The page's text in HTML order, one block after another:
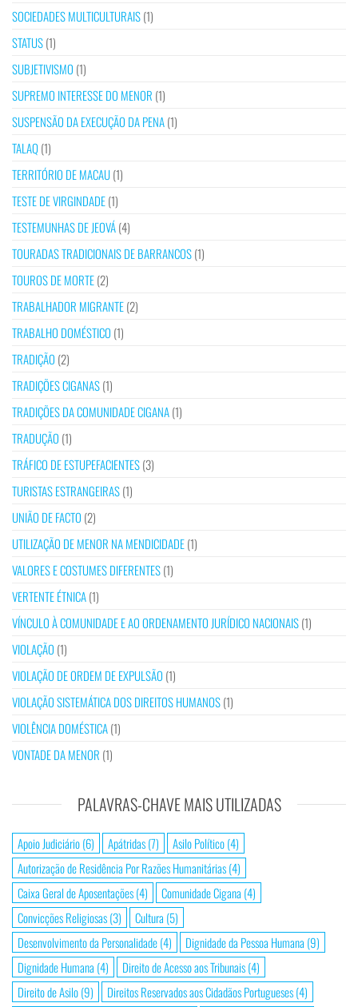
SOCIEDADES MULTICULTURAIS(1)
STATUS(1)
SUBJETIVISMO (1)
SUPREMO INTERESSE DO MENOR (1)
SUSPENSÃO DA EXECUÇÃO DA PENA(1)
TALAQ(1)
TERRITÓRIO DE MACAU(1)
TESTE DE VIRGINDADE(1)
TESTEMUNHAS DE JEOVÁ(4)
TOURADAS TRADICIONAIS DE BARRANCOS(1)
TOUROS DE MORTE(2)
TRABALHADOR MIGRANTE(2)
TRABALHO DOMÉSTICO (1)
TRADIÇÃO (2)
TRADIÇÕES CIGANAS(1)
TRADIÇÕES DA COMUNIDADE CIGANA(1)
TRADUÇÃO (1)
TRÁFICO DE ESTUPEFACIENTES(3)
TURISTAS ESTRANGEIRAS(1)
UNIÃO DE FACTO (2)
UTILIZAÇÃO DE MENOR NA MENDICIDADE(1)
VALORES E COSTUMES DIFERENTES(1)
VERTENTE ÉTNICA(1)
VÍNCULO À COMUNIDADE E AO ORDENAMENTO JURÍDICO NACIONAIS(1)
VIOLAÇÃO (1)
VIOLAÇÃO DE ORDEM DE EXPULSÃO (1)
VIOLAÇÃO SISTEMÁTICA DOS DIREITOS HUMANOS(1)
VIOLÊNCIA DOMÉSTICA(1)
VONTADE DA MENOR (1)
PALAVRAS-CHAVE MAIS UTILIZADAS
Apoio Judiciário(6) Apátridas(7) Asilo Político(4)
Autorização de Residência Por Razões Humanitárias(4)
Caixa Geral de Aposentações(4) Comunidade Cigana (4)
Convicções Religiosas(3) Cultura (5)
Desenvolvimento da Personalidade(4) Dignidade da Pessoa Humana (9)
Dignidade Humana (4) Direito de Acesso aos Tribunais(4)
Direito de Asilo(9) Direitos Reservados aos Cidadãos Portugueses(4)